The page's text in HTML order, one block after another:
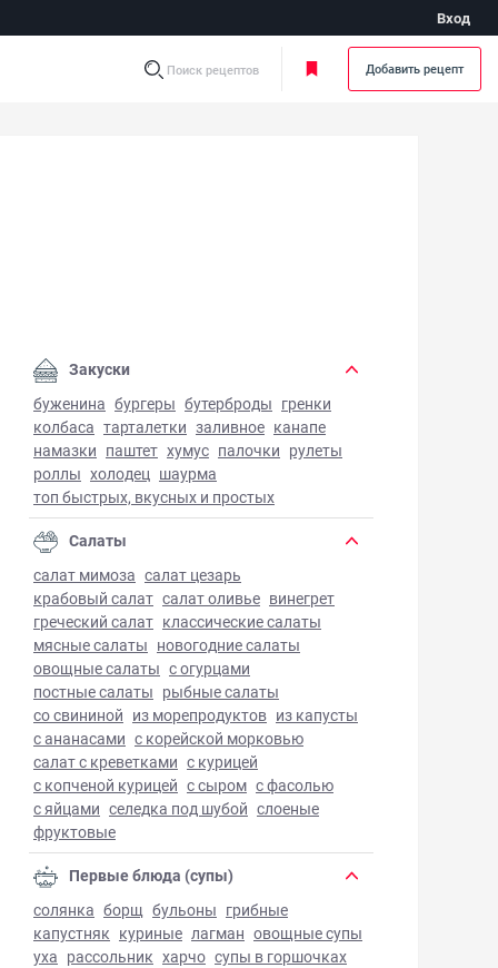
Вход
Поиск рецептов Добавить рецепт
в духовке с лимоном - фото готового блюда
Закуски
буженина бургеры бутерброды гренки
колбаса тарталетки заливное канапе
намазки паштет хумус палочки рулеты
роллы холодец шаурма
топ быстрых, вкусных и простых
Салаты
салат мимоза салат цезарь
крабовый салат салат оливье винегрет
греческий салат классические салаты
мясные салаты новогодние салаты
овощные салаты с огурцами
постные салаты рыбные салаты
со свининой из морепродуктов из капусты
с ананасами с корейской морковью
салат с креветками с курицей
с копченой курицей с сыром с фасолью
с яйцами селедка под шубой слоеные
фруктовые
Первые блюда (супы)
солянка борщ бульоны грибные
капустняк куриные лагман овощные супы
уха рассольник харчо супы в горшочках